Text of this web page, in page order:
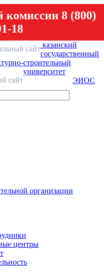
8 (800)
18
сайт казанский
государственный
строительный
университет
сайт ЭИОС
организации
центры